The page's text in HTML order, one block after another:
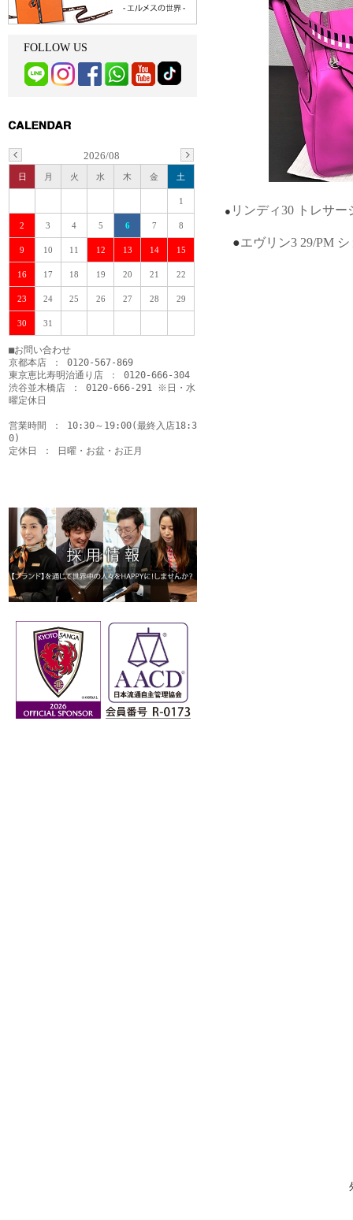
● リンディ30 トレサ
●エヴリン3 29/PM
FOLLOW US
2026/08
日 月 火 水 木 金 土
1
2 3 4 5 6 7 8
9 10 11 12 13 14 15
16 17 18 19 20 21 22
23 24 25 26 27 28 29
30 31
■お問い合わせ
京都本店 ： 0120-567-869
東京恵比寿明治通り店 ： 0120-666-304
渋谷並木橋店 ： 0120-666-291 ※日・水
曜定休日
営業時間 ： 10:30～19:00(最終入店18:3
0)
定休日 ： 日曜・お盆・お正月